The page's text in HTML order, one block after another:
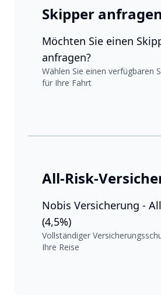
Skipper anfragen
Möchten Sie einen
anfragen?
Wählen Sie einen verfügbaren
für Ihre Fahrt
All-Risk-
Nobis Versicherung -
(4,5%)
Vollständiger
Ihre Reise